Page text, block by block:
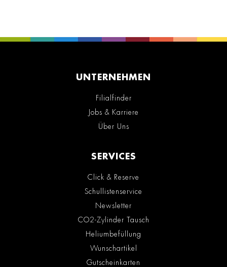
UNTERNEHMEN
Filialfinder
Jobs & Karriere
Über Uns
SERVICES
Click & Reserve
Schullistenservice
Newsletter
CO2-Zylinder Tausch
Heliumbefüllung
Wunschartikel
Gutscheinkarten